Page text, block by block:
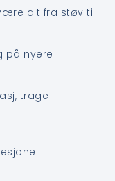
alt fra støv til
på nyere
trage